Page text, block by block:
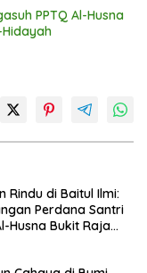
PPTQ Al-Husna
Rindu di Baitul Ilmi:
Perdana Santri
Husna Bukit Raja